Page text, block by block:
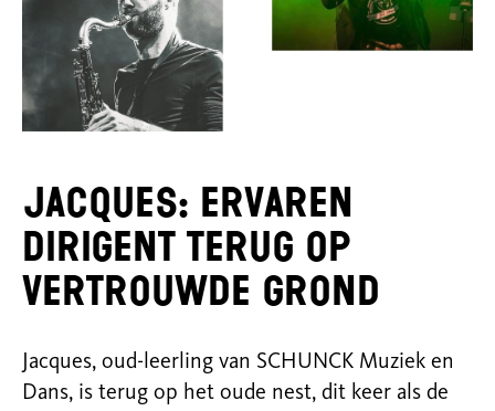
Jacques: Ervaren
dirigent terug op
vertrouwde grond
Jacques, oud-leerling van SCHUNCK Muziek en
Dans, is terug op het oude nest, dit keer als de